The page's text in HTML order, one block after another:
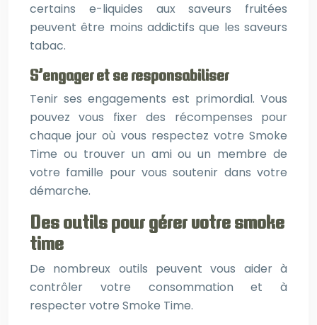
certains e-liquides aux saveurs fruitées
peuvent être moins addictifs que les saveurs
tabac.
S’engager et se responsabiliser
Tenir ses engagements est primordial. Vous
pouvez vous fixer des récompenses pour
chaque jour où vous respectez votre Smoke
Time ou trouver un ami ou un membre de
votre famille pour vous soutenir dans votre
démarche.
Des outils pour gérer votre smoke
time
De nombreux outils peuvent vous aider à
contrôler votre consommation et à
respecter votre Smoke Time.